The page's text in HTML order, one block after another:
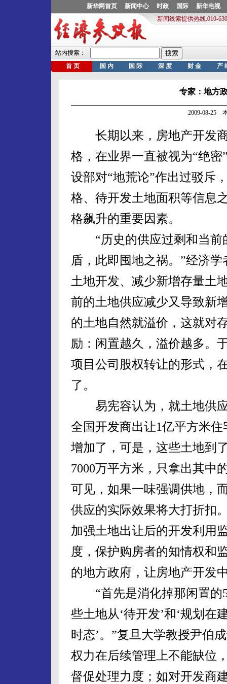
专家：地方
2009-08-25
长期以来，房地产开发商
格，在业界一直被视为“绝
设部对“地荒论”作出过驳斥
格、待开发土地面积等信息
格飙升的重要因素。
“历史的供应过剩和当前
盾，此即囤地之祸。”经济
土地开发、减少新增存量土
前的土地供应减少又导致新
的土地自然就溢价，这就对
励：闲置越久，溢价越多。
项目公司股权转让的形式，
了。
易宪容认为，就土地供应
全国开发商出让1亿平方米
增加了，可是，这些土地到
7000万平方米，只拿出其中
可见，如果一味强调供地，
供应的实际效果将大打折扣
加强土地出让后的开发利用
度，保护购房者的知情权和
的地方政府，让房地产开发
“首先是消化掉那闲置的
些土地从‘待开发’和‘规划在
时态’。”复旦大学教授尹伯
权力在后续管理上不能缺位
督促处理力度；如对开发商